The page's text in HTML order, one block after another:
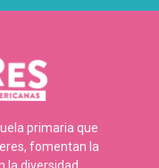
primaria que
fomentan la
la diversidad.